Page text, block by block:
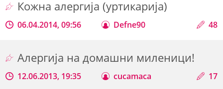
Кожна алергија (уртикарија)
06.04.2014, 09:56 Defne90 48
Алергија на домашни миленици!
12.06.2013, 19:35 cucamaca 17